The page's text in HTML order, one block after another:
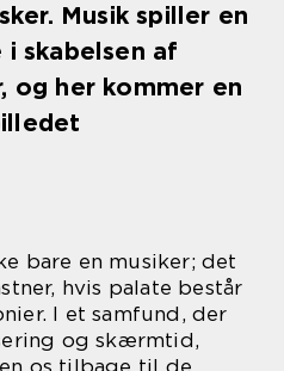
Musik spiller en
skabelsen af
og her kommer en
bare en musiker; det
hvis palate består
I et samfund, der
og skærmtid,
os tilbage til de